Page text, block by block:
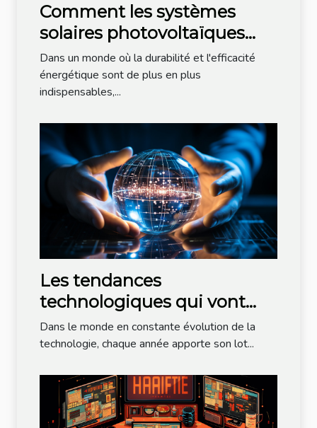
Comment les systèmes
solaires photovoltaïques
aident à optimiser les
dépenses énergétiques de
votre entreprise ?
Dans un monde où la durabilité et l'efficacité
énergétique sont de plus en plus
indispensables,...
Les tendances
technologiques qui vont
dominer l'année à venir
Dans le monde en constante évolution de la
technologie, chaque année apporte son lot...